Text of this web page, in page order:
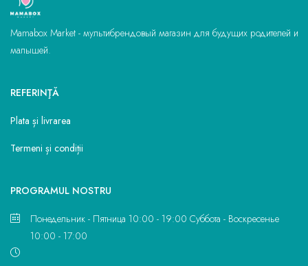
Mamabox Market - мультибрендовый магазин для будущих родителей и
малышей.
REFERINŢĂ
Plata și livrarea
Termeni și condiții
PROGRAMUL NOSTRU
Понедельник - Пятница 10:00 - 19:00 Суббота - Воскресенье
10:00 - 17:00